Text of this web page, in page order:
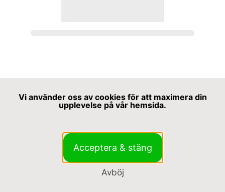
Vi använder oss av cookies för att maximera din
upplevelse på vår hemsida.
Acceptera & stäng
Avböj